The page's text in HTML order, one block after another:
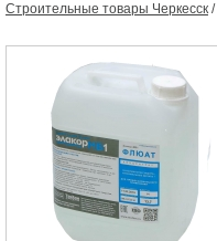
Строительные товары Черкесск /